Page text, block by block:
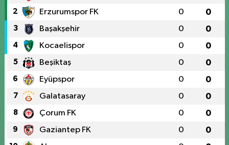
2 Erzurumspor FK 0 0
3 Başakşehir 0 0
4 Kocaelispor 0 0
5 Beşiktaş 0 0
6 Eyüpspor 0 0
7 Galatasaray 0 0
8 Çorum FK 0 0
9 Gaziantep FK 0 0